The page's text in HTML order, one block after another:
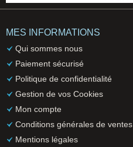
MES INFORMATIONS
Qui sommes nous
Paiement sécurisé
Politique de confidentialité
Gestion de vos Cookies
Mon compte
Conditions générales de ventes
Mentions légales